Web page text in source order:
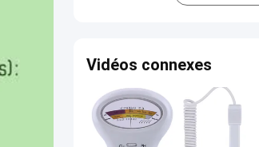
Vidéos connexes